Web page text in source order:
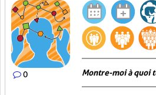
0 Montre-moi à quoi